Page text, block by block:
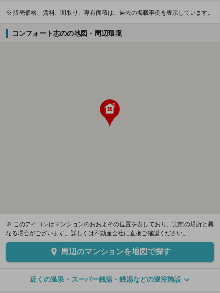
※ 販売価格、賃料、間取り、専有面積は、過去の掲載事例を表示しています。
コンフォート志のの地図・周辺環境
※ このアイコンはマンションのおおよその位置を表しており、実際の場所と異
なる場合がございます。詳しくは不動産会社に直接ご確認ください。
周辺のマンションを地図で探す
近くの温泉・スーパー銭湯・銭湯などの温浴施設